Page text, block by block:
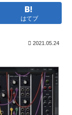
はてブ
2021.05.24